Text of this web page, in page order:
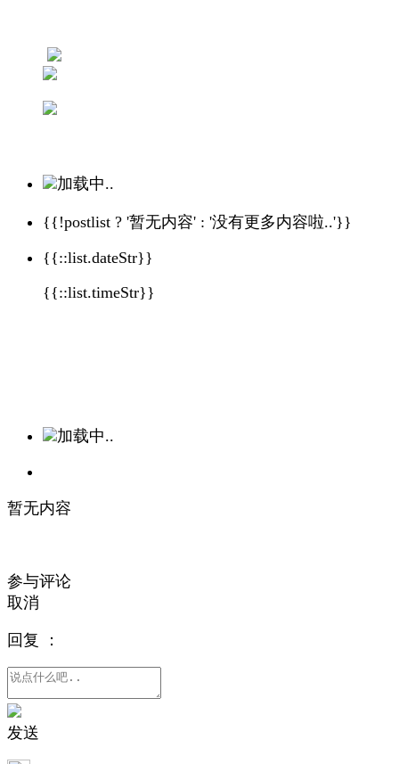
加载中..
{{!postlist ? '暂无内容' : '没有更多内容啦..'}}
{{::list.dateStr}}
{{::list.timeStr}}
加载中..
暂无内容
参与评论
取消
回复 ：
发送